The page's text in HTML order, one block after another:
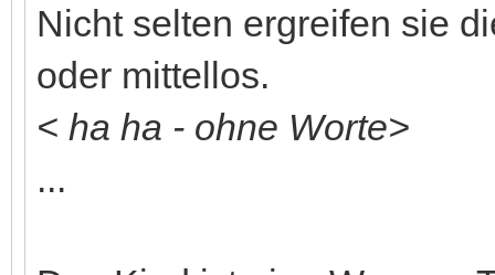
Nicht selten ergreifen sie
oder mittellos.
< ha ha - ohne Worte>
...